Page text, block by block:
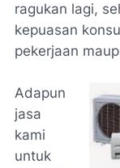
ragukan lagi,
kepuasan
pekerjaan
Adapun
jasa
kami
untuk